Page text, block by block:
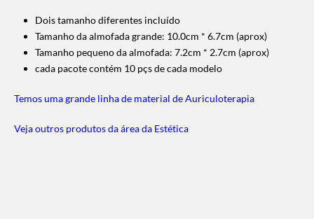
Dois tamanho diferentes incluído
Tamanho da almofada grande: 10.0cm * 6.7cm (aprox)
Tamanho pequeno da almofada: 7.2cm * 2.7cm (aprox)
cada pacote contém 10 pçs de cada modelo
Temos uma grande linha de material de Auriculoterapia
Veja outros produtos da área da Estética